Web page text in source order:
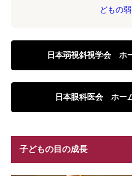
どもの
日本弱視斜視学会 ホ
日本眼科医会 ホー
子どもの目の成長